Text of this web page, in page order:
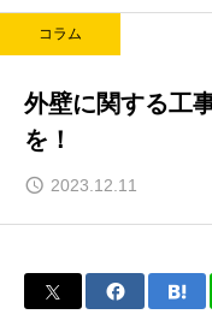
コラム
外壁に関する工
を！
2023.12.11